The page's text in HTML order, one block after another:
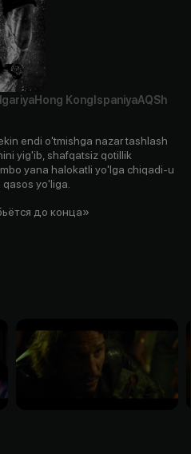
Hong Kong IspaniyaAQSh
endi o'tmishga nazar tashlash
yig'ib, shafqatsiz qotillik
yana halokatli yo'lga chiqadi-u
yo'liga.
до конца»